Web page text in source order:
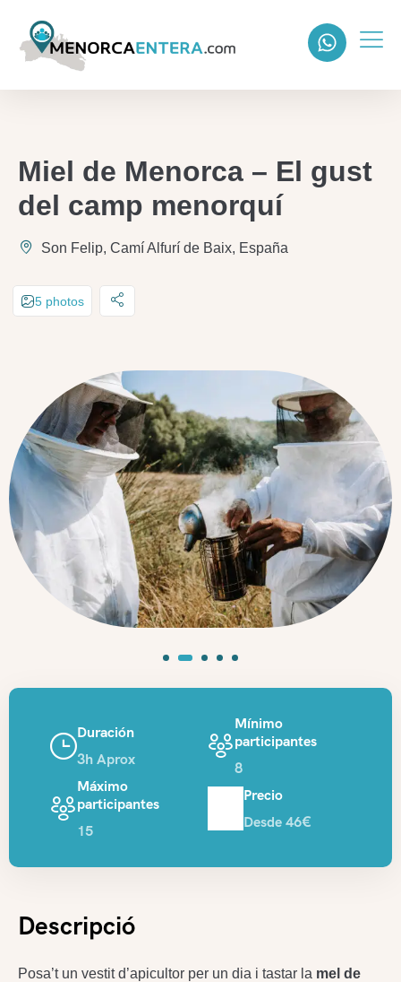
Miel de Menorca – El gust
del camp menorquí
Son Felip, Camí Alfurí de Baix, España
5 photos
Duración
3h Aprox
Mínimo
participantes
8
Máximo
participantes
15
Precio
Desde 46€
Descripció
Posa’t un vestit d’apicultor per un dia i tastar la mel de